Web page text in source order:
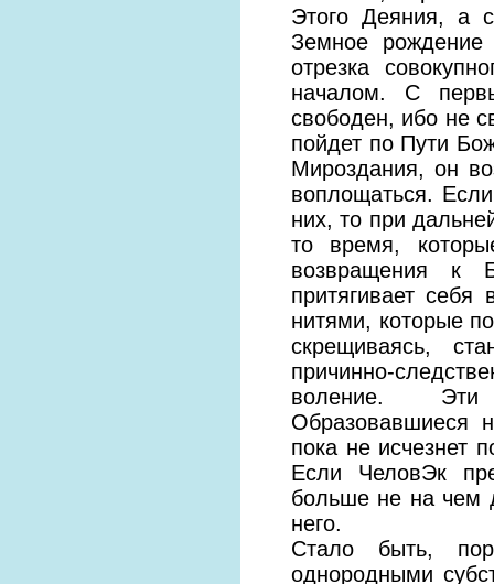
Этого Деяния, а
Земное рождение
отрезка
началом. С
свободен, ибо не
пойдет по Пути
Мироздания, он
воплощаться.
них, то при
то время,
возвращения к
притягивает
нитями, которые
скрещиваясь,
причинно-
воление. Эти
Образовавшиеся
пока не исчезнет
Если ЧеловЭк
больше не на чем
него.
Стало быть,
однородными